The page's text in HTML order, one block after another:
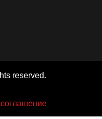
reserved.